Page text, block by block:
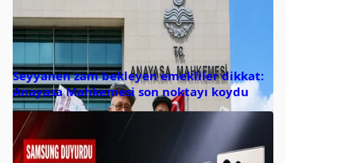
Seyyanen zam bekleyen emekliler dikkat:
Anayasa Mahkemesi son noktayı koydu